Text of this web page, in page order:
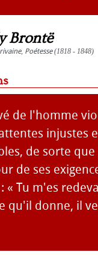
Brontë
, Poétesse(1818 - 1848)
de l'homme
injustes
de sorte
de ses
« Tu m'es
qu'il donne, il